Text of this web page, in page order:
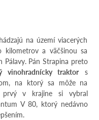
na území viacerých
kilometrov a väčšinou sa
Pálavy. Pán Strapina preto
vinohradnícky traktor s
na ktorý sa môže na
prvý v krajine si vybral
V 80, ktorý nedávno